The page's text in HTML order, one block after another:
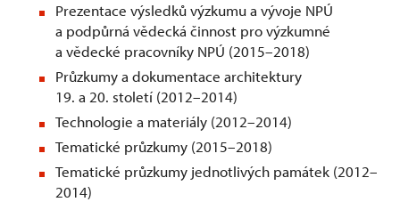
Prezentace výsledků výzkumu a vývoje NPÚ
a podpůrná vědecká činnost pro výzkumné
a vědecké pracovníky NPÚ (2015–2018)
Průzkumy a dokumentace architektury
19. a 20. století (2012–2014)
Technologie a materiály (2012–2014)
Tematické průzkumy (2015–2018)
Tematické průzkumy jednotlivých památek (2012–
2014)